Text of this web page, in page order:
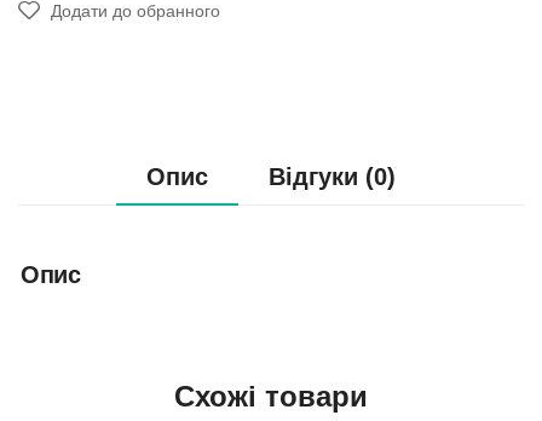
Додати до обранного
Опис Відгуки (0)
Опис
Схожі товари